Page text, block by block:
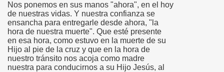
Nos ponemos en sus manos "ahora", en el hoy
de nuestras vidas. Y nuestra confianza se
ensancha para entregarle desde ahora, "la
hora de nuestra muerte". Que esté presente
en esa hora, como estuvo en la muerte de su
Hijo al pie de la cruz y que en la hora de
nuestro tránsito nos acoja como madre
nuestra para conducirnos a su Hijo Jesús, al
Sevilla